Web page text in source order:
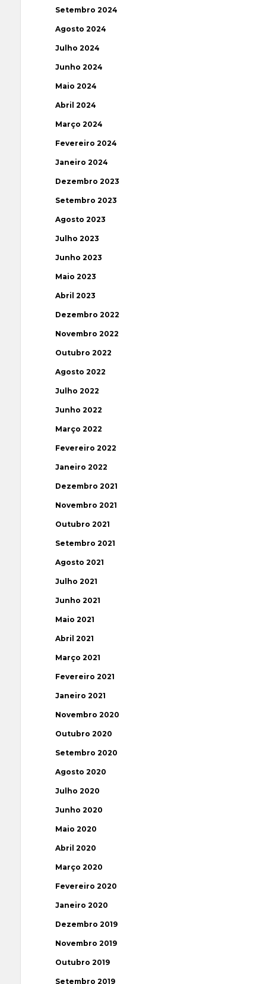
Setembro 2024
Agosto 2024
Julho 2024
Junho 2024
Maio 2024
Abril 2024
Março 2024
Fevereiro 2024
Janeiro 2024
Dezembro 2023
Setembro 2023
Agosto 2023
Julho 2023
Junho 2023
Maio 2023
Abril 2023
Dezembro 2022
Novembro 2022
Outubro 2022
Agosto 2022
Julho 2022
Junho 2022
Março 2022
Fevereiro 2022
Janeiro 2022
Dezembro 2021
Novembro 2021
Outubro 2021
Setembro 2021
Agosto 2021
Julho 2021
Junho 2021
Maio 2021
Abril 2021
Março 2021
Fevereiro 2021
Janeiro 2021
Novembro 2020
Outubro 2020
Setembro 2020
Agosto 2020
Julho 2020
Junho 2020
Maio 2020
Abril 2020
Março 2020
Fevereiro 2020
Janeiro 2020
Dezembro 2019
Novembro 2019
Outubro 2019
Setembro 2019